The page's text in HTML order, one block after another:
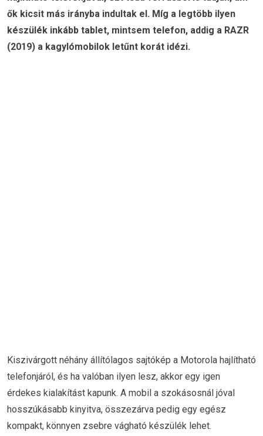
ők kicsit más irányba indultak el. Míg a legtöbb ilyen
készülék inkább tablet, mintsem telefon, addig a RAZR
(2019) a kagylómobilok letűnt korát idézi.
Kiszivárgott néhány állítólagos sajtókép a Motorola hajlítható
telefonjáról, és ha valóban ilyen lesz, akkor egy igen
érdekes kialakítást kapunk. A mobil a szokásosnál jóval
hosszúkásabb kinyitva, összezárva pedig egy egész
kompakt, könnyen zsebre vágható készülék lehet.